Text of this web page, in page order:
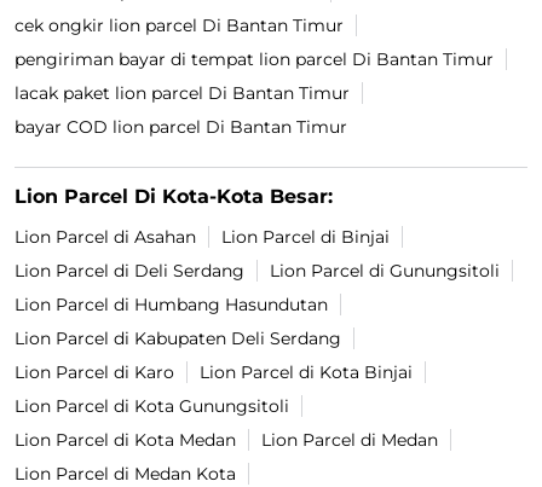
cek ongkir lion parcel Di Bantan Timur
pengiriman bayar di tempat lion parcel Di Bantan Timur
lacak paket lion parcel Di Bantan Timur
bayar COD lion parcel Di Bantan Timur
Lion Parcel Di Kota-Kota Besar:
Lion Parcel di Asahan
Lion Parcel di Binjai
Lion Parcel di Deli Serdang
Lion Parcel di Gunungsitoli
Lion Parcel di Humbang Hasundutan
Lion Parcel di Kabupaten Deli Serdang
Lion Parcel di Karo
Lion Parcel di Kota Binjai
Lion Parcel di Kota Gunungsitoli
Lion Parcel di Kota Medan
Lion Parcel di Medan
Lion Parcel di Medan Kota